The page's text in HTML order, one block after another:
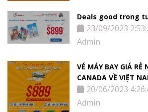
Deals good trong
23/09/2023
Admin
VÉ MÁY BAY GIÁ RẺ
CANADA VỀ VIỆT
20/06/2023
Admin